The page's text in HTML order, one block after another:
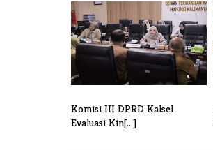
Komisi III DPRD Kalsel
Evaluasi Kin[...]